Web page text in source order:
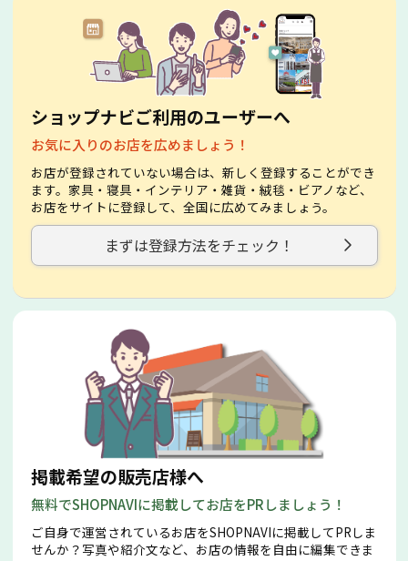
ショップナビご利用のユーザーへ
お気に入りのお店を広めましょう！
お店が登録されていない場合は、新しく登録することができ
ます。家具・寝具・インテリア・雑貨・絨毯・ビアノなど、
お店をサイトに登録して、全国に広めてみましょう。
まずは登録方法をチェック！
掲載希望の販売店様へ
無料でSHOPNAVIに掲載してお店をPRしましょう！
ご自身で運営されているお店をSHOPNAVIに掲載してPRしま
せんか？写真や紹介文など、お店の情報を自由に編集できま